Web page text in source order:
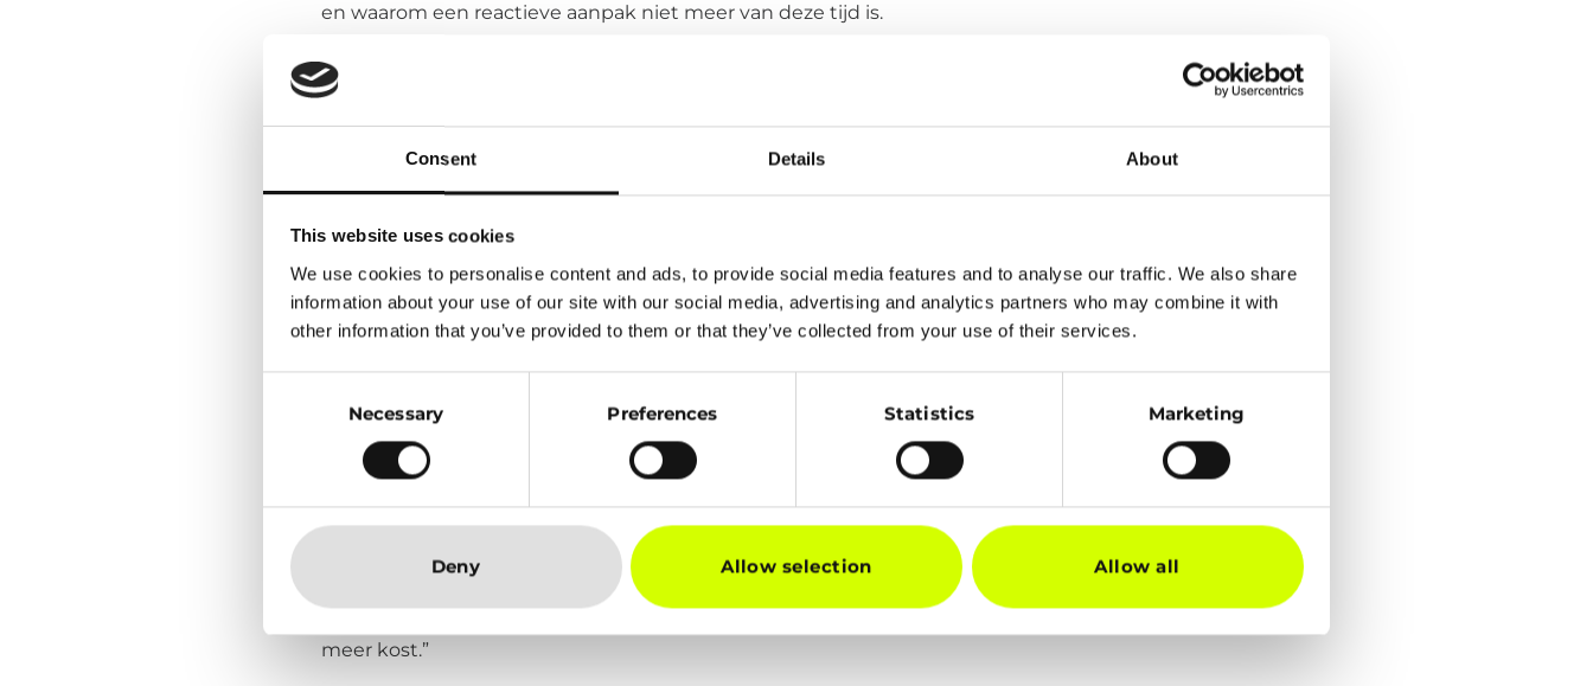
Consent Details About
This website uses cookies
We use cookies to personalise content and ads, to provide social media features and to analyse our traffic. We also share
information about your use of our site with our social media, advertising and analytics partners who may combine it with
other information that you’ve provided to them or that they’ve collected from your use of their services.
Necessary Preferences Statistics Marketing
Deny Allow selection Allow all
en waarom een reactieve aanpak niet meer van deze tijd is.
1.
“Security zorgt vaak voor een haat-liefdeverhouding. We zijn er om alles veilig te houden, wat soms
betekent dat we zaken blokkeren die klanten willen gebruiken. Dat maakt ons soms ‘de boeman’.
gewaardeerd. In sommige gevallen kloppen klanten zelfs aan voor hulp bij privékwesties rondom
security. Dat laat zien dat ze ons vertrouwen en zien als partner die hen beschermt en
ondersteunt.”
“Dat is een combinatie van factoren. Cybersecurity kan overweldigend zijn, zeker als je het zelf moet
beheren. Veel bedrijven missen de tijd en kennis om proactief te werk te gaan, en het kost veel
resources om alles goed op te pakken. Er is een overvloed aan tools en applicaties, wat de keuze
alleen maar moeilijker maakt. Zonder de juiste investering is het dweilen met de kraan open.
Hackers ontwikkelen zich razendsnel en het wordt steeds makkelijker om aan kant-en-klare scripts
te komen die je netwerk platleggen. Daarom is het beter om te investeren in regelmatige pentests,
meer kost.”